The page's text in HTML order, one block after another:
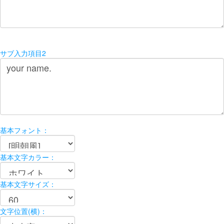
サブ入力項目2
基本フォント：
基本文字カラー：
基本文字サイズ：
文字位置(横)：